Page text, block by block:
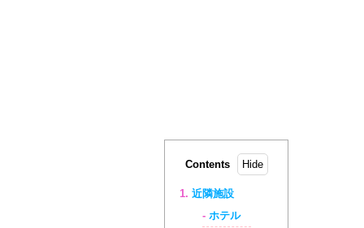
Contents
近隣施設
ホテル